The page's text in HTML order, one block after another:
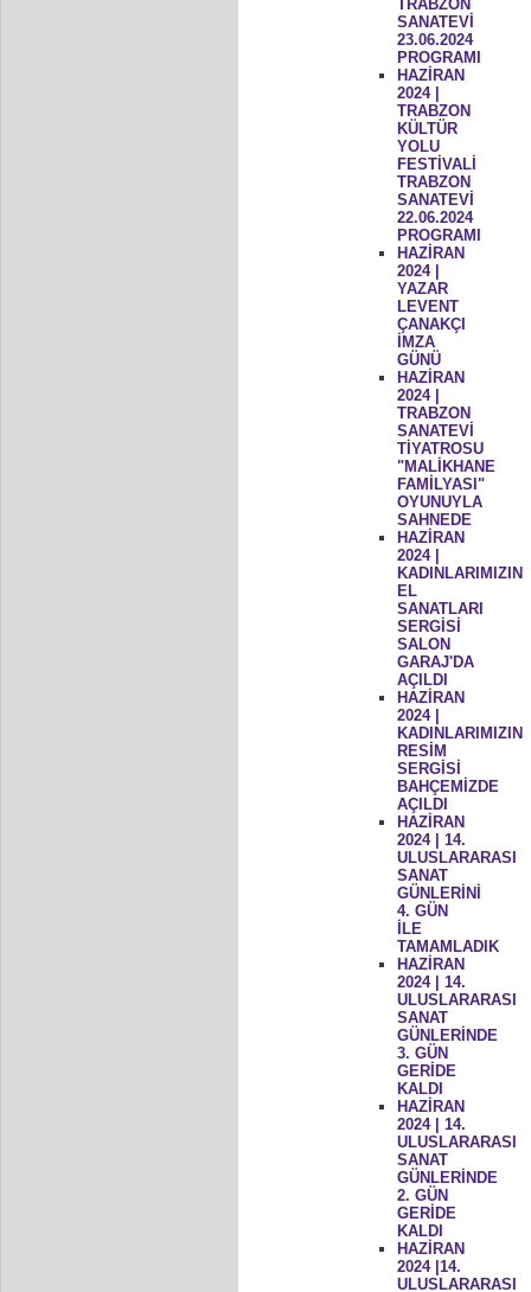
TRABZON
SANATEVİ
23.06.2024
PROGRAMI
HAZİRAN
2024 |
TRABZON
KÜLTÜR
YOLU
FESTİVALİ
TRABZON
SANATEVİ
22.06.2024
PROGRAMI
HAZİRAN
2024 |
YAZAR
LEVENT
ÇANAKÇI
İMZA
GÜNÜ
HAZİRAN
2024 |
TRABZON
SANATEVİ
TİYATROSU
"MALİKHANE
FAMİLYASI"
OYUNUYLA
SAHNEDE
HAZİRAN
2024 |
KADINLARIMIZIN
EL
SANATLARI
SERGİSİ
SALON
GARAJ'DA
AÇILDI
HAZİRAN
2024 |
KADINLARIMIZIN
RESİM
SERGİSİ
BAHÇEMİZDE
AÇILDI
HAZİRAN
2024 | 14.
ULUSLARARASI
SANAT
GÜNLERİNİ
4. GÜN
İLE
TAMAMLADIK
HAZİRAN
2024 | 14.
ULUSLARARASI
SANAT
GÜNLERİNDE
3. GÜN
GERİDE
KALDI
HAZİRAN
2024 | 14.
ULUSLARARASI
SANAT
GÜNLERİNDE
2. GÜN
GERİDE
KALDI
HAZİRAN
2024 |14.
ULUSLARARASI